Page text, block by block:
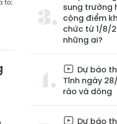
to;
sung trường
cộng điểm
chức từ 1/8/
những ai?
Dự báo
Tĩnh ngày
rào và dông
Dự báo